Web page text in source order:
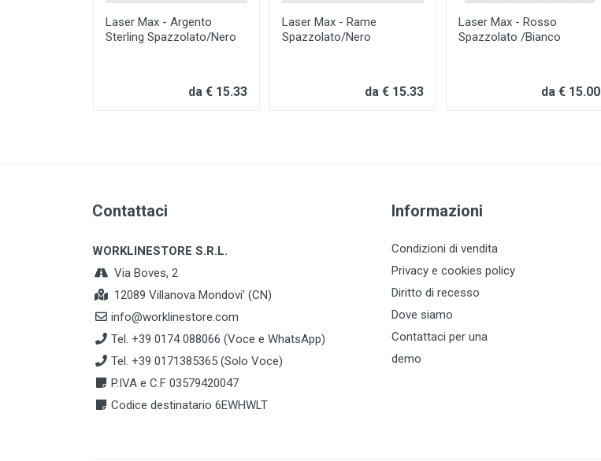
Laser Max - Argento
Sterling Spazzolato/Nero
da € 15.33
Laser Max - Rame
Spazzolato/Nero
da € 15.33
Laser Max - Rosso
Spazzolato /Bianco
da € 15.00
Contattaci
WORKLINESTORE S.R.L.
Via Boves, 2
12089 Villanova Mondovi' (CN)
info@worklinestore.com
Tel. +39 0174 088066 (Voce e WhatsApp)
Tel. +39 0171385365 (Solo Voce)
P.IVA e C.F 03579420047
Codice destinatario 6EWHWLT
Informazioni
Condizioni di vendita
Privacy e cookies policy
Diritto di recesso
Dove siamo
Contattaci per una
demo